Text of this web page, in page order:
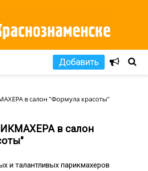
Добавить
в салон "Формула красоты"
в салон
и талантливых парикмахеров